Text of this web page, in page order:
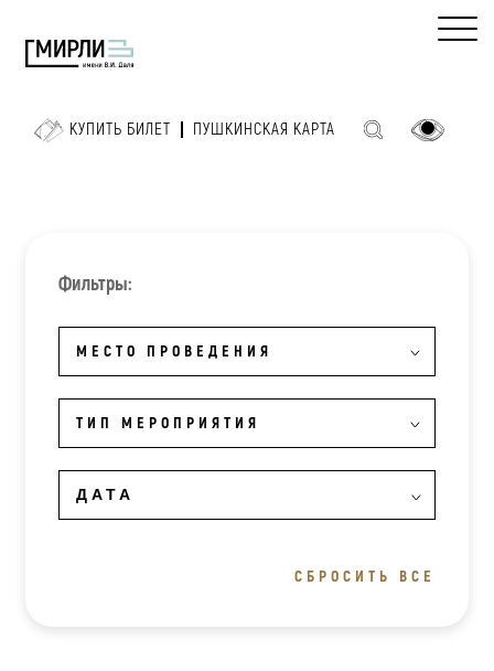
КУПИТЬ БИЛЕТ ПУШКИНСКАЯ КАРТА
Фильтры:
МЕСТО ПРОВЕДЕНИЯ
ТИП МЕРОПРИЯТИЯ
СБРОСИТЬ ВСЕ